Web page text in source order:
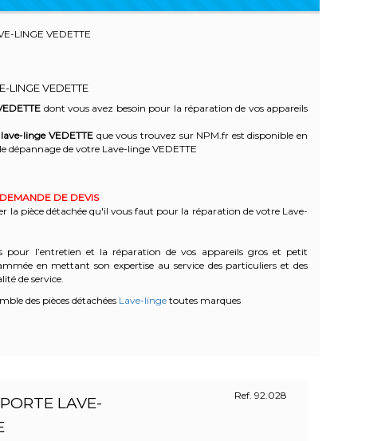
LINGE VEDETTE
LINGE VEDETTE
dont vous avez besoin pour la réparation de vos appareils
linge VEDETTE que vous trouvez sur NPM.fr est disponible en
dépannage de votre Lave-linge VEDETTE
DE DEVIS
la pièce détachée qu'il vous faut pour la réparation de votre Lave-
pour l’entretien et la réparation de vos appareils gros et petit
en mettant son expertise au service des particuliers et des
de service.
des pièces détachées Lave-lingetoutes marques
LAVE-
Ref. 92.028